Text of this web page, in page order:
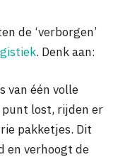
de ‘verborgen’
. Denk aan:
van één volle
punt lost, rijden er
pakketjes. Dit
en verhoogt de